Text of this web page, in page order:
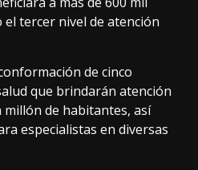
tercer nivel de atención
de cinco
que brindarán atención
millón de habitantes, así
especialistas en diversas